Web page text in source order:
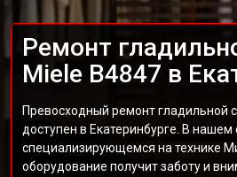
Ремонт
Miele B4847 в
Превосходный ремонт гладильной
доступен в Екатеринбурге. В
специализирующемся на технике
оборудование получит заботу и